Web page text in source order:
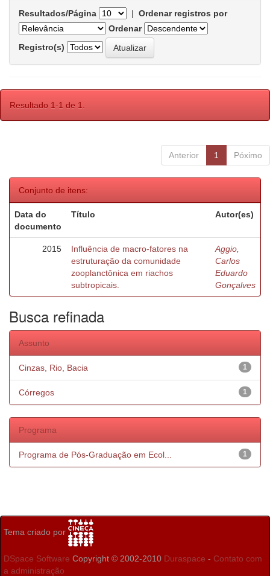
Resultados/Página | Ordenar registros por
Ordenar
Registro(s)
Resultado 1-1 de 1.
Anterior 1 Póximo
Conjunto de itens:
Data do
documento
Título Autor(es)
2015
Influência de macro-fatores na
estruturação da comunidade
zooplanctônica em riachos
subtropicais.
Aggio,
Carlos
Eduardo
Gonçalves
Busca refinada
Assunto
1
Cinzas, Rio, Bacia
1
Córregos
Programa
1
Programa de Pós-Graduação em Ecol...
Tema criado por
DSpace Software Copyright © 2002-2010 Duraspace - Contato com
a administração